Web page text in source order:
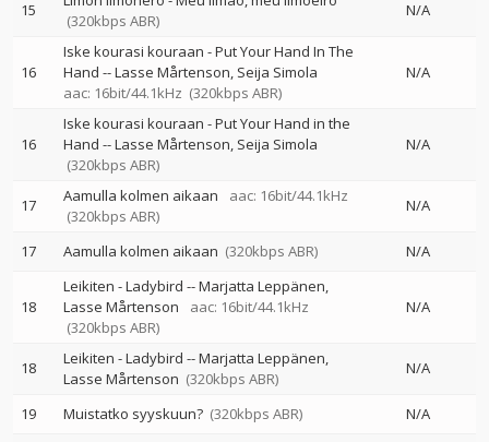
15
(320kbps ABR)
N/A
16
Iske kourasi kouraan - Put Your Hand In The
Hand --Lasse Mårtenson Seija Simola
aac: 16bit/44.1kHz (320kbps ABR)
N/A
16
Iske kourasi kouraan - Put Your Hand in the
Hand --Lasse Mårtenson Seija Simola
(320kbps ABR)
N/A
17 Aamulla kolmen aikaan
aac: 16bit/44.1kHz
(320kbps ABR)
N/A
17 Aamulla kolmen aikaan (320kbps ABR) N/A
18
Leikiten - Ladybird --Marjatta Leppänen
Lasse Mårtenson
aac: 16bit/44.1kHz
(320kbps ABR)
N/A
18 Leikiten - Ladybird --Marjatta Leppänen
Lasse Mårtenson (320kbps ABR)
N/A
19 Muistatko syyskuun? (320kbps ABR) N/A